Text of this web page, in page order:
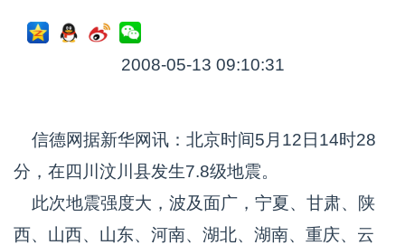
2008-05-13 09:10:31
信德网据新华网讯：北京时间5月12日14时28
分，在四川汶川县发生7.8级地震。
此次地震强度大，波及面广，宁夏、甘肃、陕
西、山西、山东、河南、湖北、湖南、重庆、云